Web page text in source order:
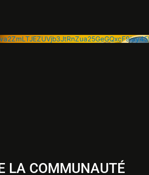
LA COMMUNAUTÉ